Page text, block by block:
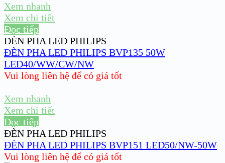
Xem nhanh
Xem chi tiết
Đọc tiếp
ĐÈN PHA LED PHILIPS
ĐÈN PHA LED PHILIPS BVP135 50W
LED40/WW/CW/NW
Vui lòng liên hệ để có giá tốt
Xem nhanh
Xem chi tiết
Đọc tiếp
ĐÈN PHA LED PHILIPS
ĐÈN PHA LED PHILIPS BVP151 LED50/NW-50W
Vui lòng liên hệ để có giá tốt